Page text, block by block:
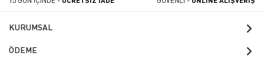
KURUMSAL
ÖDEME